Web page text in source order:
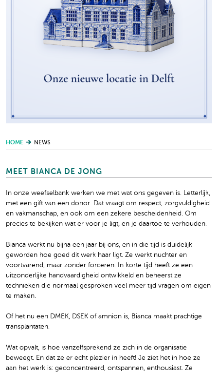
HOME NEWS
MEET BIANCA DE JONG
In onze weefselbank werken we met wat ons gegeven is. Letterlijk,
met een gift van een donor. Dat vraagt om respect, zorgvuldigheid
en vakmanschap, en ook om een zekere bescheidenheid. Om
precies te bekijken wat er voor je ligt, en je daartoe te verhouden.
Bianca werkt nu bijna een jaar bij ons, en in die tijd is duidelijk
geworden hoe goed dit werk haar ligt. Ze werkt nuchter en
voortvarend, maar zonder forceren. In korte tijd heeft ze een
uitzonderlijke handvaardigheid ontwikkeld en beheerst ze
technieken die normaal gesproken veel meer tijd vragen om eigen
te maken.
Of het nu een DMEK, DSEK of amnion is, Bianca maakt prachtige
transplantaten.
Wat opvalt, is hoe vanzelfsprekend ze zich in de organisatie
beweegt. En dat ze er echt plezier in heeft! Je ziet het in hoe ze
aan het werk is: geconcentreerd, ontspannen, enthousiast. Ze